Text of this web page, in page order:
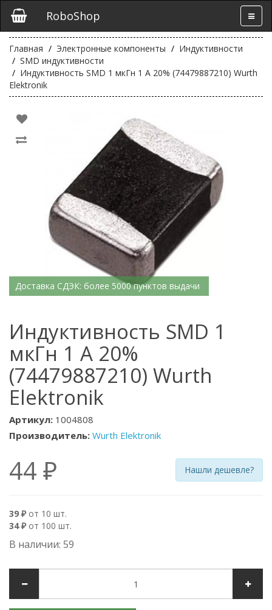
RoboShop
Главная Электронные компоненты
Индуктивности
SMD индуктивности
Индуктивность SMD 1 мкГн 1 А 20% (74479887210) Wurth
Elektronik
Доставка СДЭК: более 5000 пунктов выдачи
Индуктивность SMD 1
мкГн 1 А 20%
(74479887210) Wurth
Elektronik
Артикул: 1004808
Производитель: Wurth Elektronik
44 ₽ Нашли дешевле?
39 ₽ от 10 шт.
34 ₽ от 100 шт.
В наличии: 59